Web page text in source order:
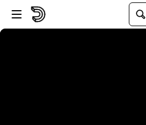
Passer au player
Passer au contenu principal